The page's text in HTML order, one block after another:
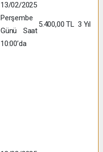
13/02/2025
Perşembe
Günü Saat
10:00’da
5.400,00 TL 3 Yıl